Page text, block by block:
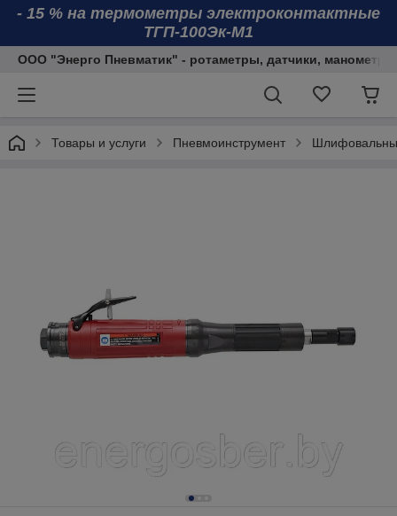
- 15 % на термометры электроконтактные
ТГП-100Эк-М1
ООО "Энерго Пневматик" - ротаметры, датчики,
Товары и услуги Пневмоинструмент